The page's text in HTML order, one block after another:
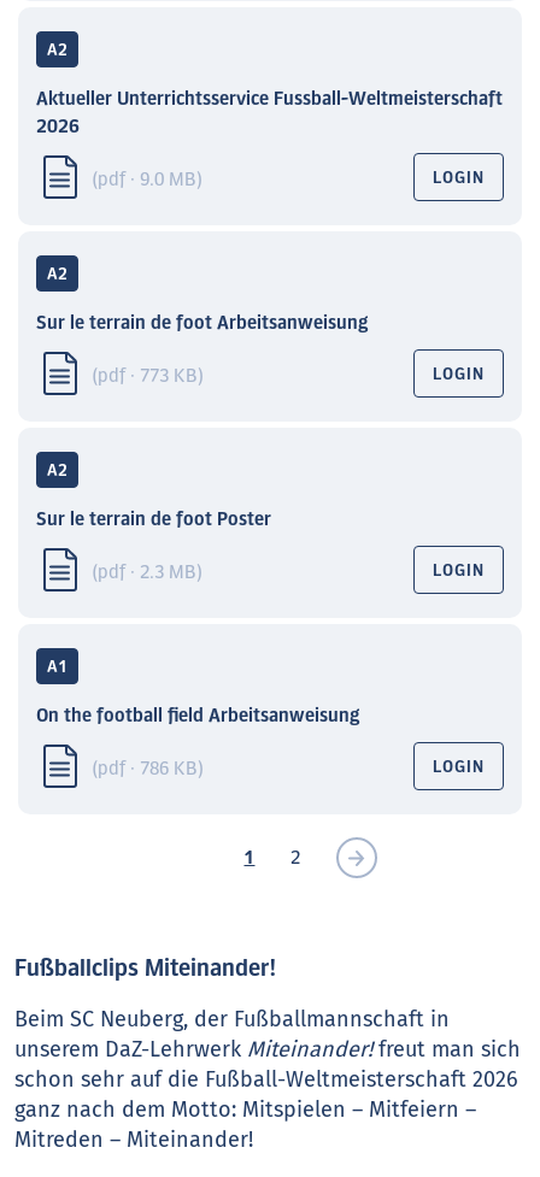
A2
Aktueller Unterrichtsservice Fussball-Weltmeisterschaft
2026
(pdf · 9.0 MB) LOGIN
A2
Sur le terrain de foot Arbeitsanweisung
(pdf · 773 KB) LOGIN
A2
Sur le terrain de foot Poster
(pdf · 2.3 MB) LOGIN
A1
On the football field Arbeitsanweisung
(pdf · 786 KB) LOGIN
1 2
Fußballclips Miteinander!
Beim SC Neuberg, der Fußballmannschaft in
unserem DaZ-Lehrwerk Miteinander!freut man sich
schon sehr auf die Fußball-Weltmeisterschaft 2026
ganz nach dem Motto: Mitspielen – Mitfeiern –
Mitreden – Miteinander!